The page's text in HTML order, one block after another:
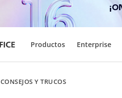
Productos Enterprise
CONSEJOS Y TRUCOS